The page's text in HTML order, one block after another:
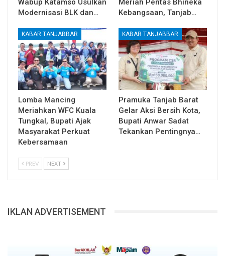
Modernisasi BLK dan…
Kebangsaan, Tanjab…
KABAR TANJABBAR
Lomba Mancing
Meriahkan WFC Kuala
Tungkal, Bupati Ajak
Masyarakat Perkuat
Kebersamaan
KABAR TANJABBAR
Pramuka Tanjab Barat
Gelar Aksi Bersih Kota,
Bupati Anwar Sadat
Tekankan Pentingnya…
PREV NEXT
IKLAN ADVERTISEMENT